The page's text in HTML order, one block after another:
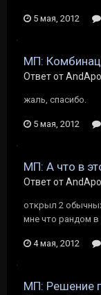
5 мая, 2012
МП:
Ответ от
жаль, спасибо.
5 мая, 2012
МП: А что в
Ответ от
открыл 2
мне что рандом в
4 мая, 2012
МП: Решение